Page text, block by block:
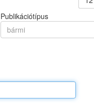
Publikációtípus
bármi